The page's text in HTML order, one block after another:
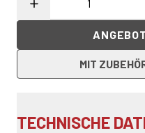
MIT
TECHNISCHE